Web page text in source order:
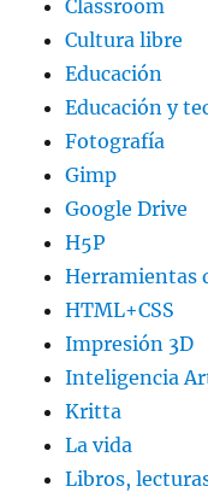
Classroom
Cultura libre
Educación
Educación y
Fotografía
Gimp
Google Drive
H5P
Herramientas
HTML+CSS
Impresión 3D
Inteligencia
Kritta
La vida
Libros,